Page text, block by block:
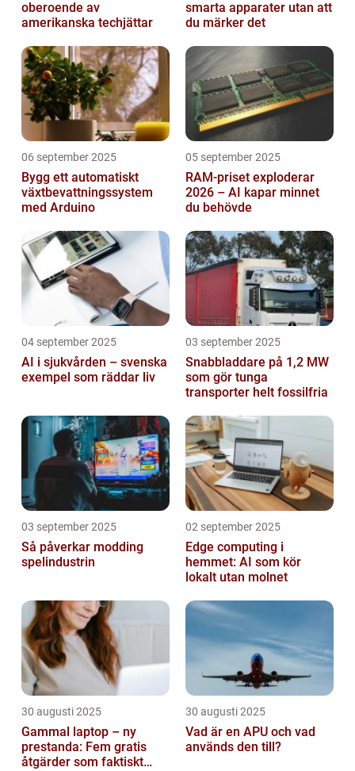
oberoende av
amerikanska techjättar
smarta apparater utan att
du märker det
06 september 2025
Bygg ett automatiskt
växtbevattningssystem
med Arduino
05 september 2025
RAM-priset exploderar
2026 – AI kapar minnet
du behövde
04 september 2025
AI i sjukvården – svenska
exempel som räddar liv
03 september 2025
Snabbladdare på 1,2 MW
som gör tunga
transporter helt fossilfria
03 september 2025
Så påverkar modding
spelindustrin
02 september 2025
Edge computing i
hemmet: AI som kör
lokalt utan molnet
30 augusti 2025
Gammal laptop – ny
prestanda: Fem gratis
åtgärder som faktiskt
30 augusti 2025
Vad är en APU och vad
används den till?